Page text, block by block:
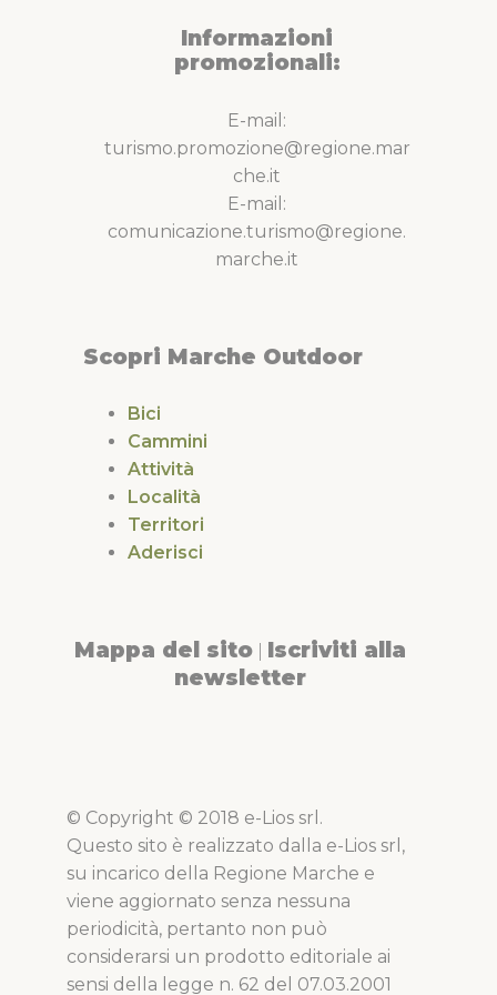
Febbraio Marzo Aprile Maggio
Settembre Ottobre Novembre
Acqua: 5,7 km (Garulla); 12 km (Rifugio Amandola)
Informazioni
promozionali:
E-mail:
turismo.promozione@regione.mar
che.it
E-mail:
comunicazione.turismo@regione.
marche.it
Scopri Marche Outdoor
Bici
Cammini
Attività
Località
Territori
Aderisci
Mappa del sito Iscriviti alla
newsletter
© Copyright © 2018 e-Lios srl.
Questo sito è realizzato dalla e-Lios srl,
su incarico della Regione Marche e
viene aggiornato senza nessuna
periodicità, pertanto non può
considerarsi un prodotto editoriale ai
sensi della legge n. 62 del 07.03.2001